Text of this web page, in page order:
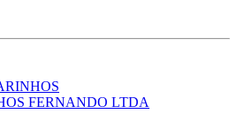
FERNANDO LTDA